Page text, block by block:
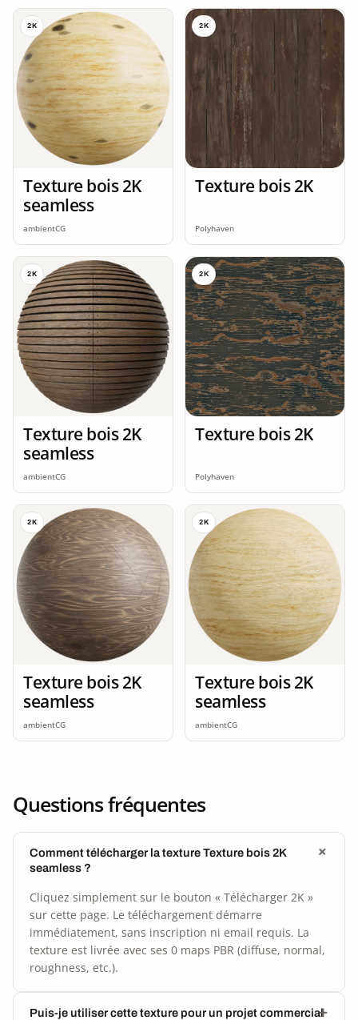
2K
Texture bois 2K
seamless
ambientCG
2K
Texture bois 2K
Polyhaven
2K
Texture bois 2K
seamless
ambientCG
2K
Texture bois 2K
Polyhaven
2K
Texture bois 2K
seamless
ambientCG
2K
Texture bois 2K
seamless
ambientCG
Questions fréquentes
Comment télécharger la texture Texture bois 2K
seamless ?
Cliquez simplement sur le bouton « Télécharger 2K »
sur cette page. Le téléchargement démarre
immédiatement, sans inscription ni email requis. La
texture est livrée avec ses 0 maps PBR (diffuse, normal,
roughness, etc.).
Puis-je utiliser cette texture pour un projet commercial